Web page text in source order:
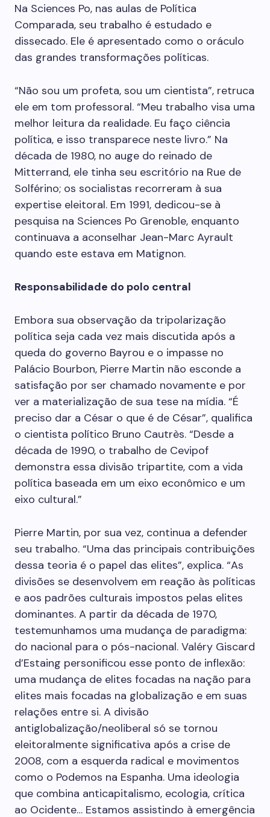
Na Sciences Po, nas aulas de Política
Comparada, seu trabalho é estudado e
dissecado. Ele é apresentado como o oráculo
das grandes transformações políticas.
“Não sou um profeta, sou um cientista”, retruca
ele em tom professoral. “Meu trabalho visa uma
melhor leitura da realidade. Eu faço ciência
política, e isso transparece neste livro.” Na
década de 1980, no auge do reinado de
Mitterrand, ele tinha seu escritório na Rue de
Solférino; os socialistas recorreram à sua
expertise eleitoral. Em 1991, dedicou-se à
pesquisa na Sciences Po Grenoble, enquanto
continuava a aconselhar Jean-Marc Ayrault
quando este estava em Matignon.
Responsabilidade do polo central
Embora sua observação da tripolarização
política seja cada vez mais discutida após a
queda do governo Bayrou e o impasse no
Palácio Bourbon, Pierre Martin não esconde a
satisfação por ser chamado novamente e por
ver a materialização de sua tese na mídia. “É
preciso dar a César o que é de César”, qualifica
o cientista político Bruno Cautrès. “Desde a
década de 1990, o trabalho de Cevipof
demonstra essa divisão tripartite, com a vida
política baseada em um eixo econômico e um
eixo cultural.”
Pierre Martin, por sua vez, continua a defender
seu trabalho. “Uma das principais contribuições
dessa teoria é o papel das elites”, explica. “As
divisões se desenvolvem em reação às políticas
e aos padrões culturais impostos pelas elites
dominantes. A partir da década de 1970,
testemunhamos uma mudança de paradigma:
do nacional para o pós-nacional. Valéry Giscard
d’Estaing personificou esse ponto de inflexão:
uma mudança de elites focadas na nação para
elites mais focadas na globalização e em suas
relações entre si. A divisão
antiglobalização/neoliberal só se tornou
eleitoralmente significativa após a crise de
2008, com a esquerda radical e movimentos
como o Podemos na Espanha. Uma ideologia
que combina anticapitalismo, ecologia, crítica
ao Ocidente… Estamos assistindo à emergência